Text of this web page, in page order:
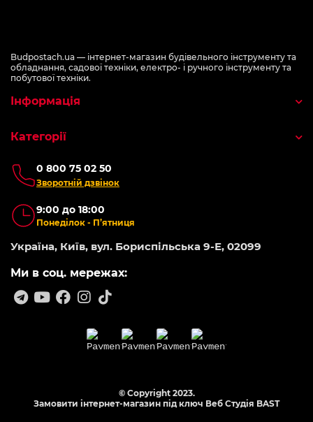
Budpostach.ua — інтернет-магазин будівельного інструменту та
обладнання, садової техніки, електро- і ручного інструменту та
побутової техніки.
0 800 75 02 50
Зворотній дзвінок
9:00 до 18:00
Понеділок - П’ятниця
Україна, Київ, вул. Бориспільська 9-Е, 02099
Ми в соц. мережах:
Інформація
Категорії
© Copyright 2023.
Замовити інтернет-магазин під ключ Веб Студія BAST